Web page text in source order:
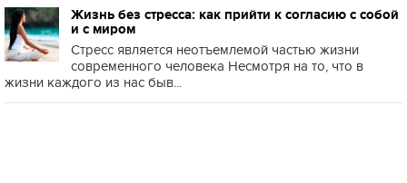
Жизнь без стресса: как прийти к согласию с собой
и с миром
Стресс является неотъемлемой частью жизни
современного человека Несмотря на то, что в
жизни каждого из нас быв...